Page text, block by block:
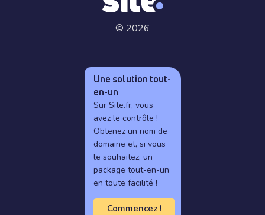
© 2026
Une solution tout-
en-un
Sur Site.fr, vous
avez le contrôle !
Obtenez un nom de
domaine et, si vous
le souhaitez, un
package tout-en-un
en toute facilité !
Commencez !